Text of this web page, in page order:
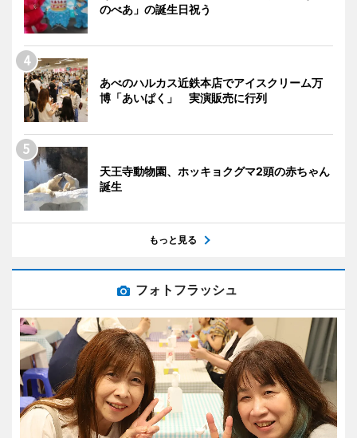
のべあ」の誕生日祝う
あべのハルカス近鉄本店でアイスクリーム万
博「あいぱく」 実演販売に行列
天王寺動物園、ホッキョクグマ2頭の赤ちゃん
誕生
もっと見る
フォトフラッシュ